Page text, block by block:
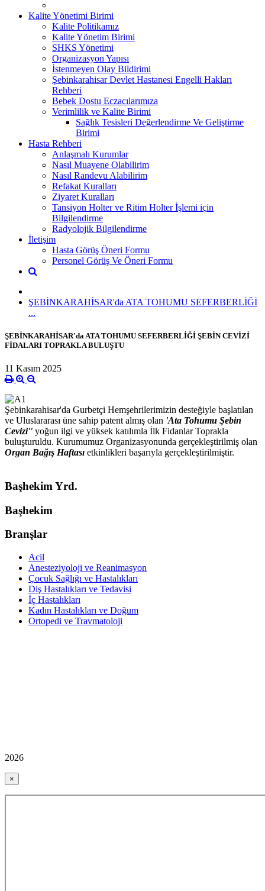
Kalite Yönetimi Birimi
Kalite Politikamız
Kalite Yönetim Birimi
SHKS Yönetimi
Organizasyon Yapısı
İstenmeyen Olay Bildirimi
Şebinkarahisar Devlet Hastanesi Engelli Hakları
Rehberi
Bebek Dostu Eczacılarımıza
Verimlilik ve Kalite Birimi
Sağlık Tesisleri Değerlendirme Ve Geliştirme
Birimi
Hasta Rehberi
Anlaşmalı Kurumlar
Nasıl Muayene Olabilirim
Nasıl Randevu Alabilirim
Refakat Kuralları
Ziyaret Kuralları
Tansiyon Holter ve Ritim Holter İşlemi için
Bilgilendirme
Radyolojik Bilgilendirme
İletişim
Hasta Görüş Öneri Formu
Personel Görüş Ve Öneri Formu
ŞEBİNKARAHİSAR'da ATA TOHUMU SEFERBERLİĞİ
...
ŞEBİNKARAHİSAR'da ATA TOHUMU SEFERBERLİĞİ ŞEBİN CEVİZİ
FİDALARI TOPRAKLA BULUŞTU
11 Kasım 2025
Şebinkarahisar'da Gurbetçi Hemşehrilerimizin desteğiyle başlatılan
ve Uluslararası üne sahip patent almış olan 'Ata Tohumu Şebin
Cevizi'' yoğun ilgi ve yüksek katılımla İlk Fidanlar Toprakla
buluşturuldu. Kurumumuz Organizasyonunda gerçekleştirilmiş olan
Organ Bağış Haftası etkinlikleri başarıyla gerçekleştirilmiştir.
Başhekim Yrd.
Başhekim
Branşlar
Acil
Anesteziyoloji ve Reanimasyon
Çocuk Sağlığı ve Hastalıkları
Diş Hastalıkları ve Tedavisi
İç Hastalıkları
Kadın Hastalıkları ve Doğum
Ortopedi ve Travmatoloji
2026
×